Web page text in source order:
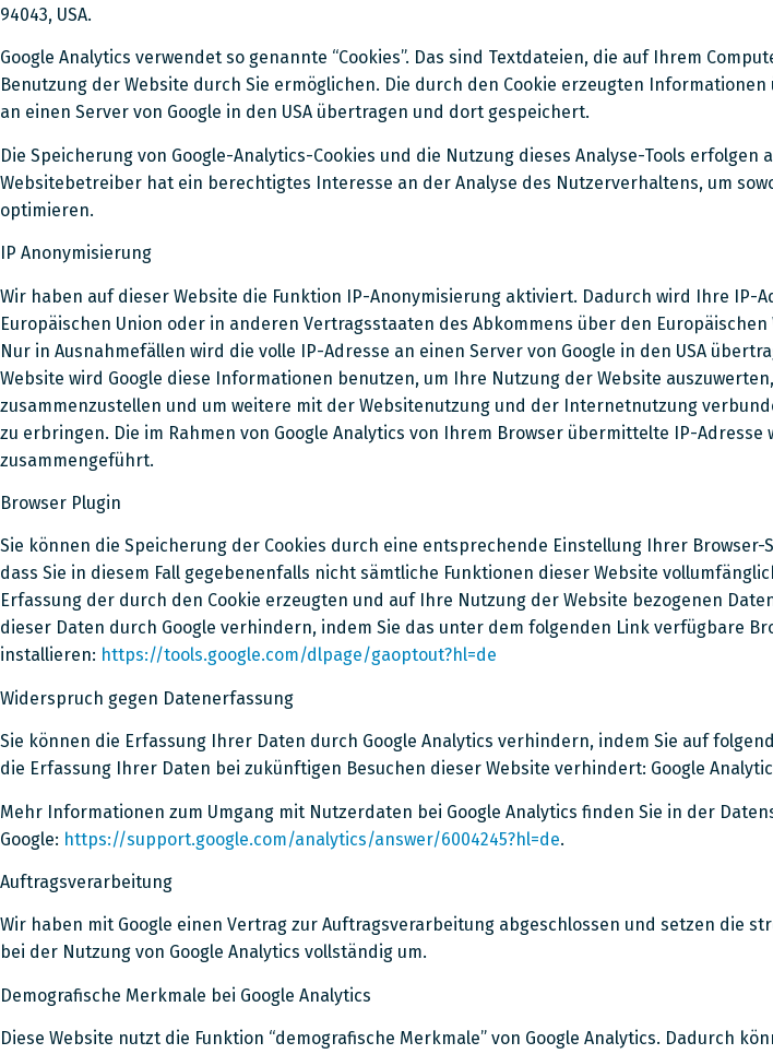
94043, USA.
Google Analytics verwendet so genannte “Cookies”. Das sind Textdateien, die auf Ihrem
Benutzung der Website durch Sie ermöglichen. Die durch den Cookie erzeugten
an einen Server von Google in den USA übertragen und dort gespeichert.
Die Speicherung von Google-Analytics-Cookies und die Nutzung dieses Analyse-Tools erfolgen
Websitebetreiber hat ein berechtigtes Interesse an der Analyse des Nutzerverhaltens, um
optimieren.
IP Anonymisierung
Wir haben auf dieser Website die Funktion IP-Anonymisierung aktiviert. Dadurch wird Ihre IP-
Europäischen Union oder in anderen Vertragsstaaten des Abkommens über den
Nur in Ausnahmefällen wird die volle IP-Adresse an einen Server von Google in den USA
Website wird Google diese Informationen benutzen, um Ihre Nutzung der Website
zusammenzustellen und um weitere mit der Websitenutzung und der Internetnutzung
zu erbringen. Die im Rahmen von Google Analytics von Ihrem Browser übermittelte IP-
zusammengeführt.
Browser Plugin
Sie können die Speicherung der Cookies durch eine entsprechende Einstellung Ihrer
dass Sie in diesem Fall gegebenenfalls nicht sämtliche Funktionen dieser Website
Erfassung der durch den Cookie erzeugten und auf Ihre Nutzung der Website bezogenen
dieser Daten durch Google verhindern, indem Sie das unter dem folgenden Link verfügbare
installieren: https://tools.google.com/dlpage/gaoptout?hl=de
Widerspruch gegen Datenerfassung
Sie können die Erfassung Ihrer Daten durch Google Analytics verhindern, indem Sie auf
die Erfassung Ihrer Daten bei zukünftigen Besuchen dieser Website verhindert: Google
Mehr Informationen zum Umgang mit Nutzerdaten bei Google Analytics finden Sie in der
Google: https://support.google.com/analytics/answer/6004245?hl=de.
Auftragsverarbeitung
Wir haben mit Google einen Vertrag zur Auftragsverarbeitung abgeschlossen und setzen die
bei der Nutzung von Google Analytics vollständig um.
Demografische Merkmale bei Google Analytics
Diese Website nutzt die Funktion “demografische Merkmale” von Google Analytics. Dadurch